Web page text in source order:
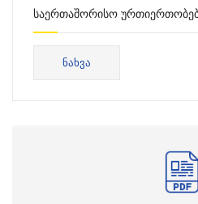
საერთაშორისო
პროგრამის საკონსულტაციო
ᲜᲐᲮᲕᲐ